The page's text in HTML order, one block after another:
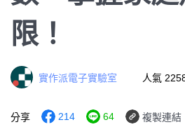
限！
實作派電子實驗室 人氣
分享 214 64 複製連結